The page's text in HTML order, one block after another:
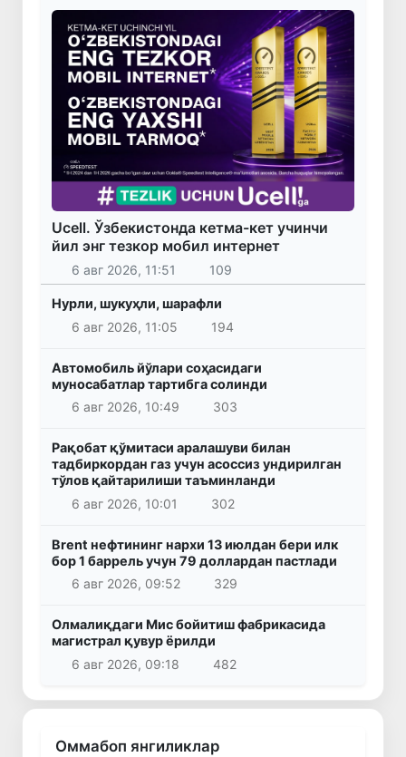
Ucell. Ўзбекистонда кетма-кет учинчи
йил энг тезкор мобил интернет
6 авг 2026, 11:51 109
Нурли, шукуҳли, шарафли
6 авг 2026, 11:05
194
Автомобиль йўлари соҳасидаги
муносабатлар тартибга солинди
6 авг 2026, 10:49
303
Рақобат қўмитаси аралашуви билан
тадбиркордан газ учун асоссиз ундирилган
тўлов қайтарилиши таъминланди
6 авг 2026, 10:01
302
Brent нефтининг нархи 13 июлдан бери илк
бор 1 баррель учун 79 доллардан пастлади
6 авг 2026, 09:52
329
Олмалиқдаги Мис бойитиш фабрикасида
магистрал қувур ёрилди
6 авг 2026, 09:18
482
Оммабоп янгиликлар